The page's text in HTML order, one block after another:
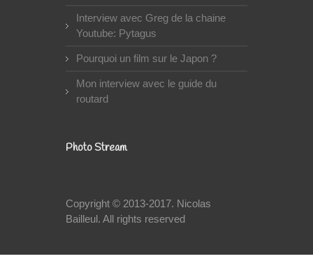
Interview avec Greg de la chaine
Youtube: Pytagus
Pourquoi un film sur le Japon ?
Mon interview avec le guide du
routard
Photo Stream
Copyright © 2013-2017. Nicolas
Bailleul. All rights reserved